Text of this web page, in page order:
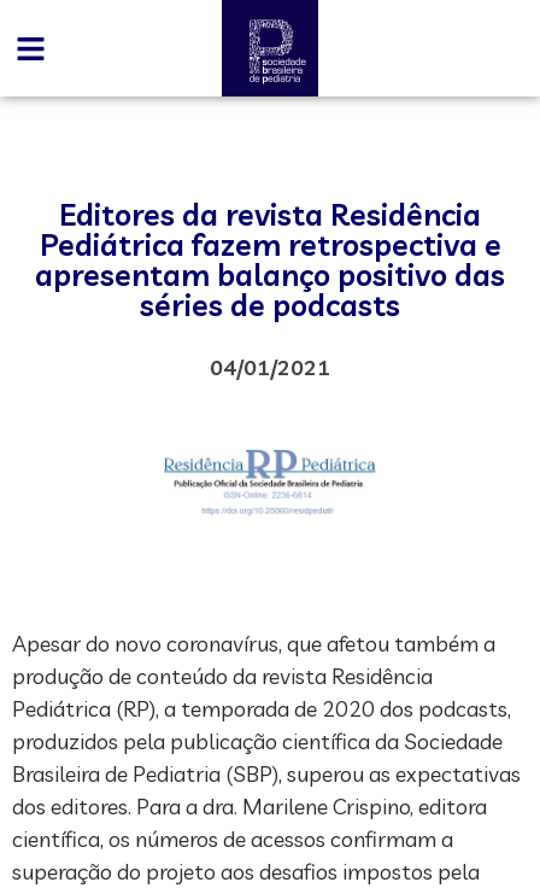
Editores da revista Residência
Pediátrica fazem retrospectiva e
apresentam balanço positivo das
séries de podcasts
04/01/2021
Apesar do novo coronavírus, que afetou também a
produção de conteúdo da revista Residência
Pediátrica (RP), a temporada de 2020 dos podcasts,
produzidos pela publicação científica da Sociedade
Brasileira de Pediatria (SBP), superou as expectativas
dos editores. Para a dra. Marilene Crispino, editora
científica, os números de acessos confirmam a
superação do projeto aos desafios impostos pela